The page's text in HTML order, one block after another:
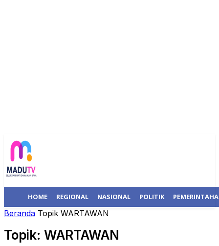
HOME REGIONAL NASIONAL POLITIK
Beranda Topik WARTAWAN
Topik: WARTAWAN